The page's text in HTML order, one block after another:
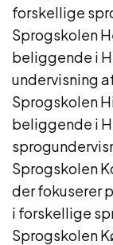
forskellige
Sprogskolen
beliggende i
undervisning
Sprogskolen
beliggende i
Sprogskolen
der fokuserer
i forskellige
Sprogskolen